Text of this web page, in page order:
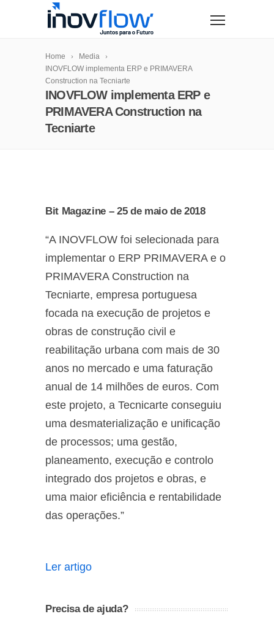
Home
Media
INOVFLOW implementa ERP e PRIMAVERA
Construction na Tecniarte
INOVFLOW implementa ERP e
PRIMAVERA Construction na
Tecniarte
Bit Magazine – 25 de maio de 2018
“A INOVFLOW foi selecionada para
implementar o ERP PRIMAVERA e o
PRIMAVERA Construction na
Tecniarte, empresa portuguesa
focada na execução de projetos e
obras de construção civil e
reabilitação urbana com mais de 30
anos no mercado e uma faturação
anual de 14 milhões de euros. Com
este projeto, a Tecnicarte conseguiu
uma desmaterialização e unificação
de processos; uma gestão,
planeamento, execução e controlo
integrado dos projetos e obras, e
uma maior eficiência e rentabilidade
das operações.”
Ler artigo
Precisa de ajuda?